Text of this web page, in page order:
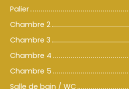
Palier
Chambre 2
Chambre 3
Chambre 4
Chambre 5
Salle de bain / WC